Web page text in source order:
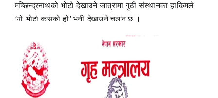
मच्छिन्द्रनाथको भोटो देखाउने जात्रामा गुठी संस्थानका हाकिमले
‘यो भोटो कसको हो’ भनी देखाउने चलन छ ।